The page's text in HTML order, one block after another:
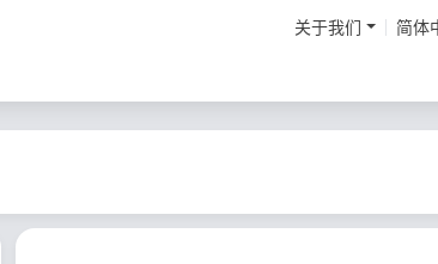
关于我们 简体